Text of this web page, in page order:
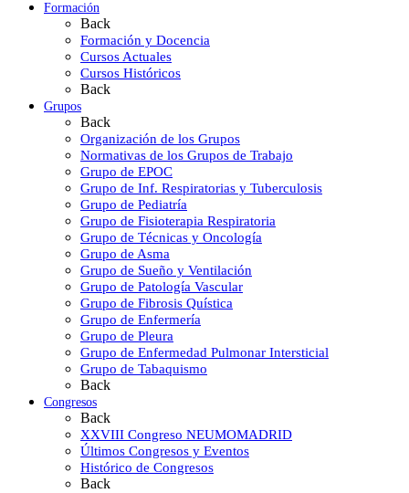
Formación
Back
Formación y Docencia
Cursos Actuales
Cursos Históricos
Back
Grupos
Back
Organización de los Grupos
Normativas de los Grupos de Trabajo
Grupo de EPOC
Grupo de Inf. Respiratorias y Tuberculosis
Grupo de Pediatría
Grupo de Fisioterapia Respiratoria
Grupo de Técnicas y Oncología
Grupo de Asma
Grupo de Sueño y Ventilación
Grupo de Patología Vascular
Grupo de Fibrosis Quística
Grupo de Enfermería
Grupo de Pleura
Grupo de Enfermedad Pulmonar Intersticial
Grupo de Tabaquismo
Back
Congresos
Back
XXVIII Congreso NEUMOMADRID
Últimos Congresos y Eventos
Histórico de Congresos
Back